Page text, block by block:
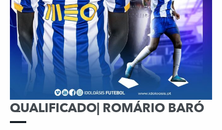
QUALIFICADO| ROMÁRIO BARÓ